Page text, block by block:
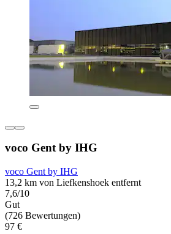
voco Gent by IHG
voco Gent by IHG
13,2 km von Liefkenshoek entfernt
7,6/10
Gut
(726 Bewertungen)
97 €